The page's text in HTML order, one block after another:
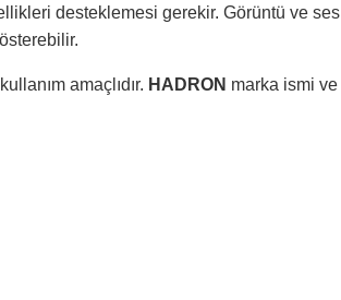
desteklemesi gerekir. Görüntü ve ses
amaçlıdır. HADRON marka ismi ve